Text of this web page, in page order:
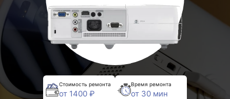
Стоимость ремонта
от 1400 ₽
Время ремонта
от 30 мин